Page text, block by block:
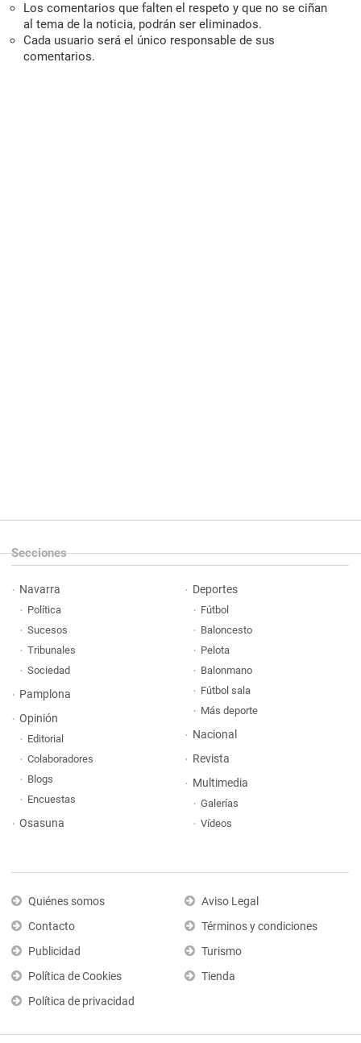
Los comentarios que falten el respeto y que no se ciñan
al tema de la noticia, podrán ser eliminados.
Cada usuario será el único responsable de sus
comentarios.
Secciones
Navarra
Política
Sucesos
Tribunales
Sociedad
Pamplona
Opinión
Editorial
Colaboradores
Blogs
Encuestas
Osasuna
Deportes
Fútbol
Baloncesto
Pelota
Balonmano
Fútbol sala
Más deporte
Nacional
Revista
Multimedia
Galerías
Vídeos
Quiénes somos
Contacto
Publicidad
Política de Cookies
Política de privacidad
Aviso Legal
Términos y condiciones
Turismo
Tienda